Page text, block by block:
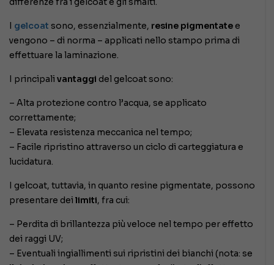
I gelcoat sono, essenzialmente, resine pigmentate e
vengono – di norma – applicati nello stampo prima di
effettuare la laminazione.
I principali vantaggi del gelcoat sono:
– Alta protezione contro l’acqua, se applicato
correttamente;
– Elevata resistenza meccanica nel tempo;
– Facile ripristino attraverso un ciclo di carteggiatura e
lucidatura.
I gelcoat, tuttavia, in quanto resine pigmentate, possono
presentare dei limiti, fra cui:
– Perdita di brillantezza più veloce nel tempo per effetto
dei raggi UV;
– Eventuali ingiallimenti sui ripristini dei bianchi (nota: se